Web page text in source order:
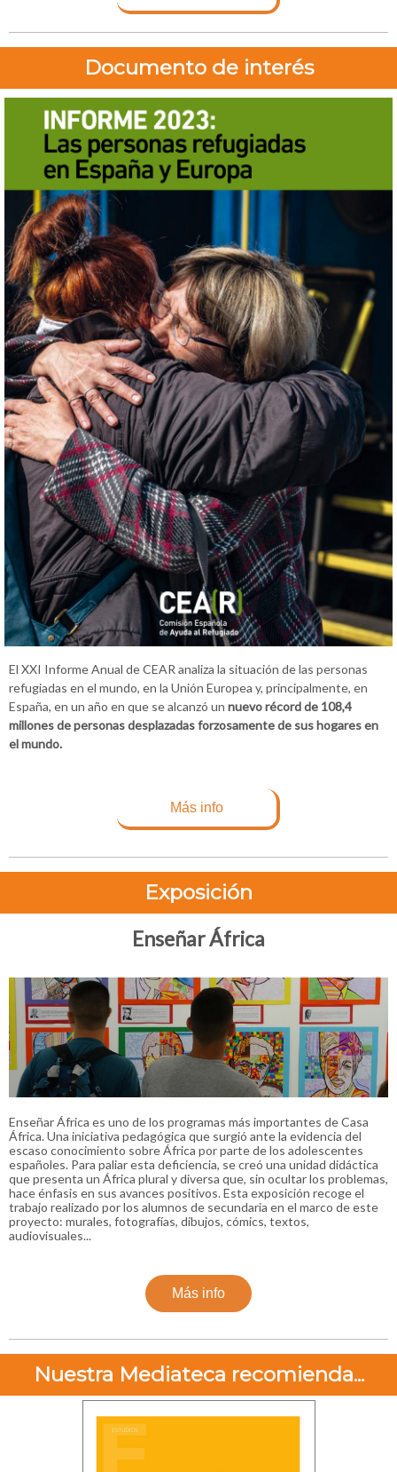
Documento de interés
El XXI Informe Anual de CEAR analiza la situación de las personas
refugiadas en el mundo, en la Unión Europea y, principalmente, en
España, en un año en que se alcanzó un nuevo récord de 108,4
millones de personas desplazadas forzosamente de sus hogares en
el mundo.
Más info
Exposición
Enseñar África
Enseñar África es uno de los programas más importantes de Casa
África. Una iniciativa pedagógica que surgió ante la evidencia del
escaso conocimiento sobre África por parte de los adolescentes
españoles. Para paliar esta deficiencia, se creó una unidad didáctica
que presenta un África plural y diversa que, sin ocultar los problemas,
hace énfasis en sus avances positivos. Esta exposición recoge el
trabajo realizado por los alumnos de secundaria en el marco de este
proyecto: murales, fotografías, dibujos, cómics, textos,
audiovisuales...
Más info
Nuestra Mediateca recomienda...